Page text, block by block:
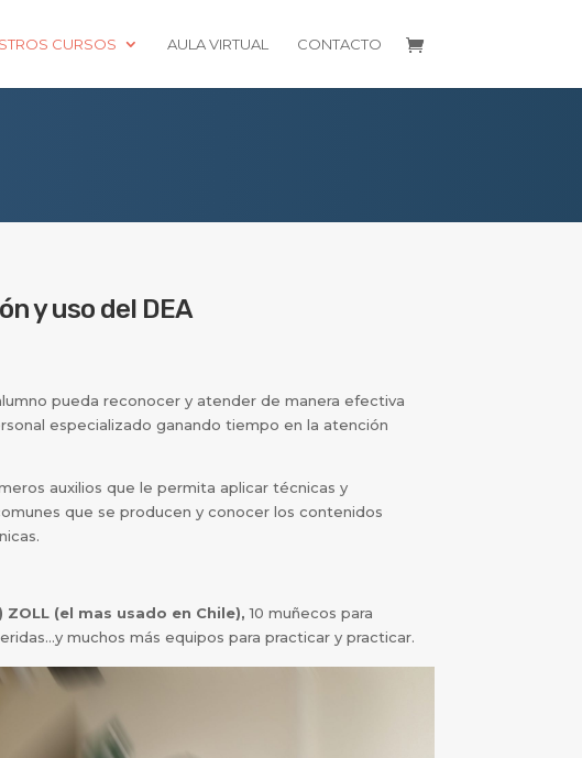
CURSOS AULA VIRTUAL CONTACTO
y uso del DEA
pueda reconocer y atender de manera efectiva
especializado ganando tiempo en la atención
auxilios que le permita aplicar técnicas y
que se producen y conocer los contenidos
(el mas usado en Chile), 10 muñecos para
muchos más equipos para practicar y practicar.